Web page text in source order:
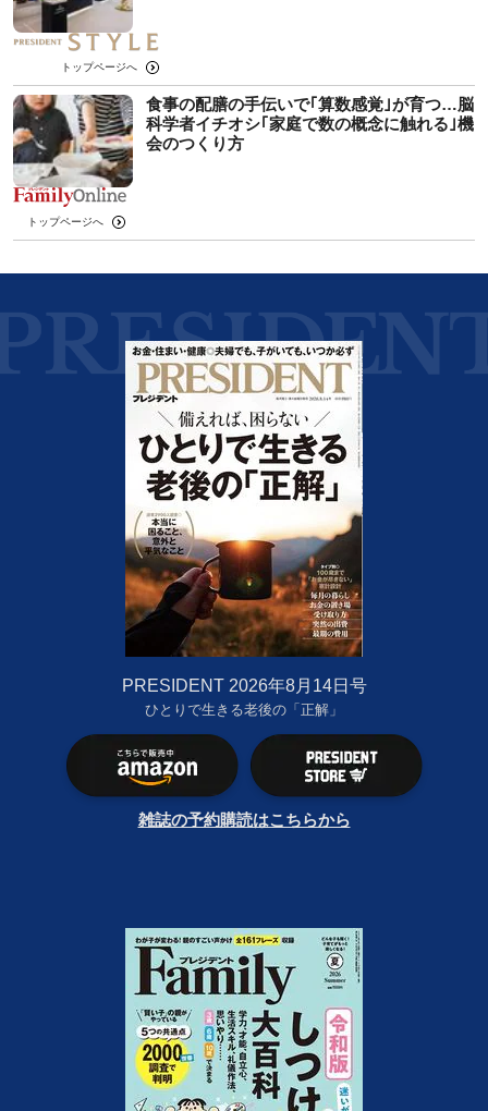
トップページへ
食事の配膳の手伝いで｢算数感覚｣が育つ…脳
科学者イチオシ｢家庭で数の概念に触れる｣機
会のつくり方
トップページへ
PRESIDENT 2026年8月14日号
ひとりで生きる老後の「正解」
雑誌の予約購読はこちらから